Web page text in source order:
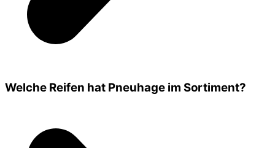
Welche Reifen hat Pneuhage im Sortiment?